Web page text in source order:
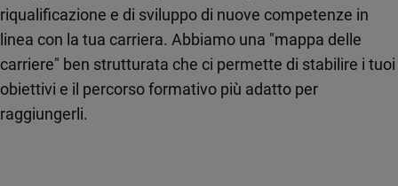
riqualificazione e di sviluppo di nuove competenze in
linea con la tua carriera. Abbiamo una "mappa delle
carriere" ben strutturata che ci permette di stabilire i tuoi
obiettivi e il percorso formativo più adatto per
raggiungerli.